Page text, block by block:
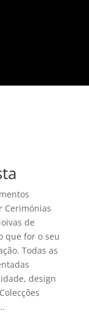
Cerimónias
de
que for o seu
Todas as
design